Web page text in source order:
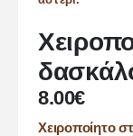
8.00€
Χειροποίητο